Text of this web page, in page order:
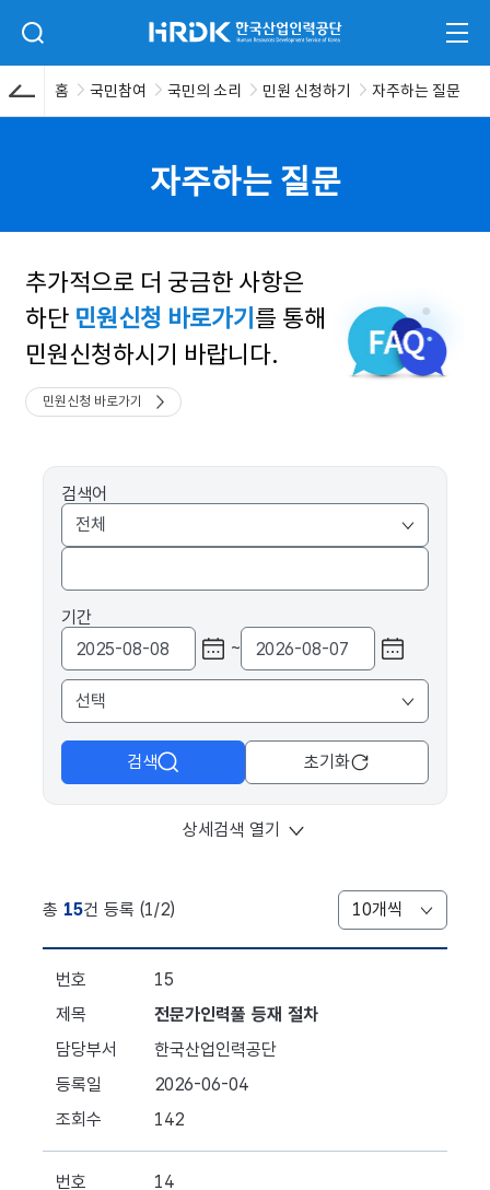
검색 입력폼 열기 HRDK 한국산업인력공단 전체
홈 국민참여 국민의 소리 민원 신청하기 자주하는 질문
자주하는 질문
추가적으로 더 궁금한 사항은
하단 민원신청 바로가기 를 통해
민원신청하시기 바랍니다.
민원신청 바로가기